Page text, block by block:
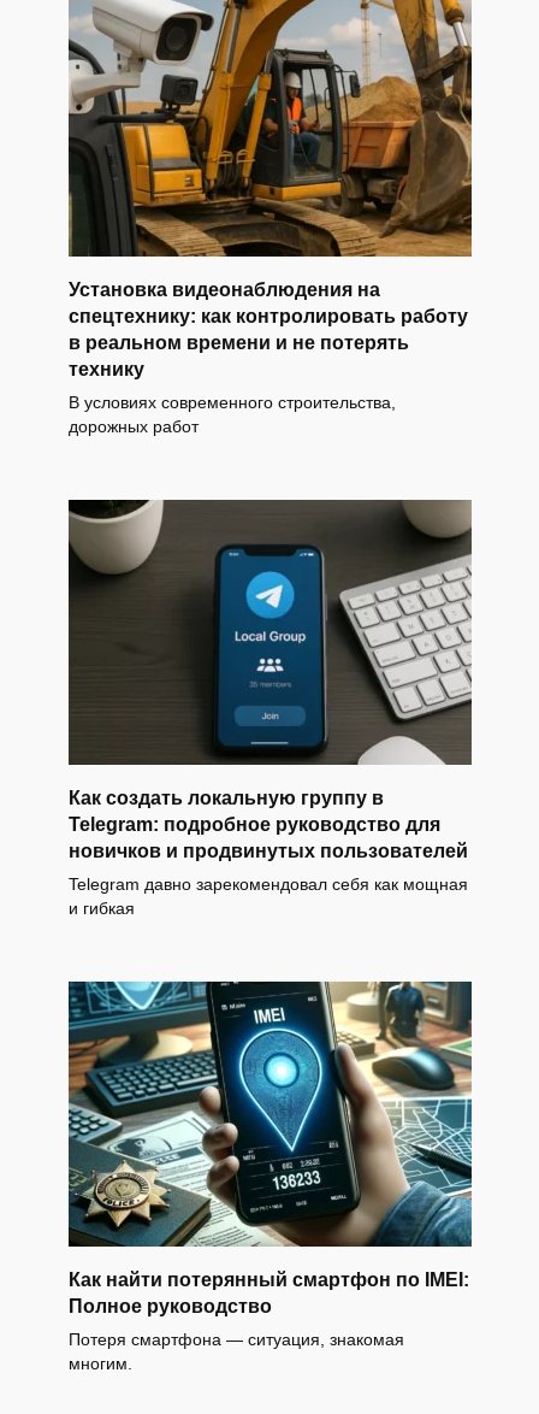
Установка видеонаблюдения на
спецтехнику: как контролировать работу
в реальном времени и не потерять
технику
В условиях современного строительства,
дорожных работ
Как создать локальную группу в
Telegram: подробное руководство для
новичков и продвинутых пользователей
Telegram давно зарекомендовал себя как мощная
и гибкая
Как найти потерянный смартфон по IMEI:
Полное руководство
Потеря смартфона — ситуация, знакомая
многим.